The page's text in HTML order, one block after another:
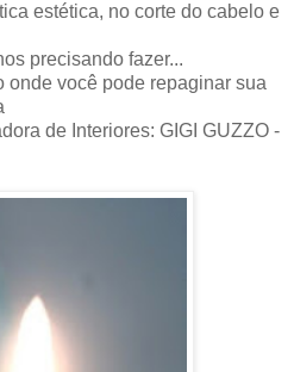
estética, no corte do cabelo e
precisando fazer...
onde você pode repaginar sua
de Interiores: GIGI GUZZO -